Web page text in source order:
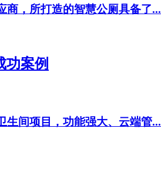
商，所打造的智慧公厕具备了...
功案例
生间项目，功能强大、云端管...